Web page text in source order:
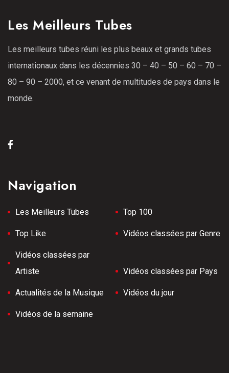
Les Meilleurs Tubes
Les meilleurs tubes réuni les plus beaux et grands tubes
internationaux dans les décennies 30 – 40 – 50 – 60 – 70 –
80 – 90 – 2000, et ce venant de multitudes de pays dans le
monde.
Navigation
Les Meilleurs Tubes Top 100
Top Like Vidéos classées par Genre
Vidéos classées par
Artiste
Vidéos classées par Pays
Actualités de la Musique Vidéos du jour
Vidéos de la semaine